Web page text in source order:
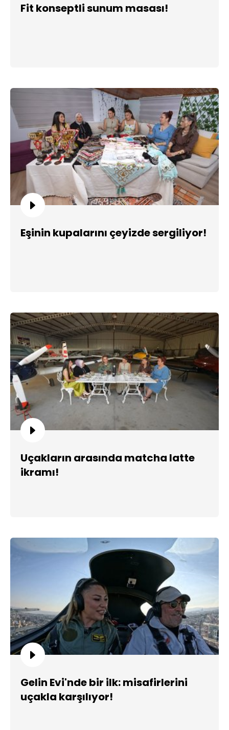
Fit konseptli sunum masası!
Eşinin kupalarını çeyizde sergiliyor!
Uçakların arasında matcha latte
ikramı!
Gelin Evi'nde bir ilk: misafirlerini
uçakla karşılıyor!